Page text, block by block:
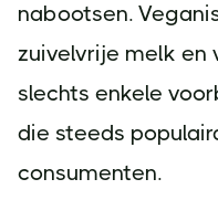
nabootsen.
zuivelvrije melk en
slechts enkele
die steeds
consumenten.